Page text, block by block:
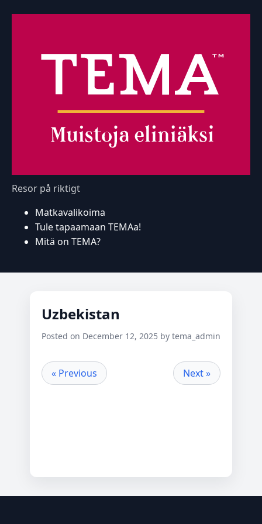
Resor på riktigt
Matkavalikoima
Tule tapaamaan TEMAa!
Mitä on TEMA?
Uzbekistan
Posted on December 12, 2025 by tema_admin
« Previous Next »